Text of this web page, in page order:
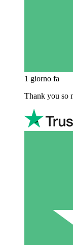
1 giorno fa
Thank you so